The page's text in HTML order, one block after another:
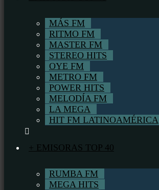
MÁS FM
RITMO FM
MASTER FM
STEREO HITS
OYE FM
METRO FM
POWER HITS
MELODÍA FM
LA MEGA
HIT FM LATINOAMÉRICA
+ EMISORAS TOP 40
RUMBA FM
MEGA HITS